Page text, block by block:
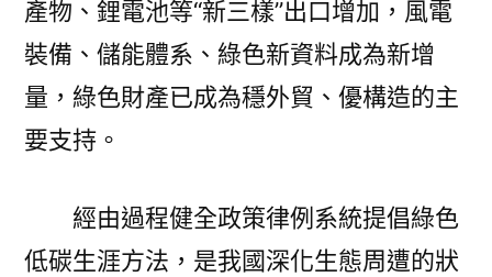
產物、鋰電池等“新三樣”出口增加，風電
裝備、儲能體系、綠色新資料成為新增
量，綠色財產已成為穩外貿、優構造的主
要支持。
經由過程健全政策律例系統提倡綠色
低碳生涯方法，是我國深化生態周遭的狀